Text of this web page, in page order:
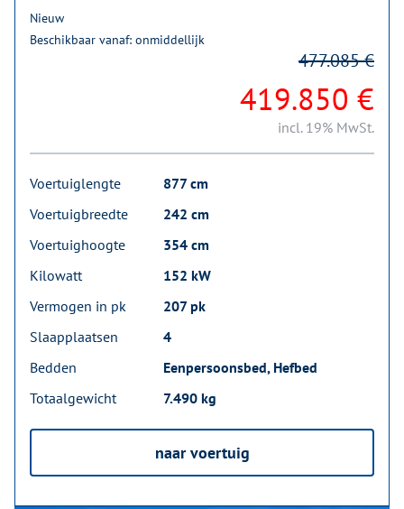
Nieuw
Beschikbaar vanaf: onmiddellijk
419.850 €
477.085 €
incl. 19% MwSt.
Voertuiglengte
877 cm
Voertuigbreedte
242 cm
Voertuighoogte
354 cm
Kilowatt
152 kW
Vermogen in pk
207 pk
Slaapplaatsen
4
Bedden
Eenpersoonsbed, Hefbed
Totaalgewicht
7.490 kg
naar voertuig